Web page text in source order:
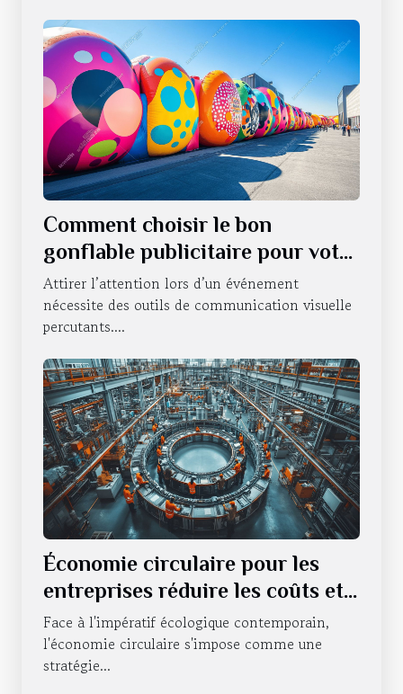
Comment choisir le bon
gonflable publicitaire pour votre
événement ?
Attirer l’attention lors d’un événement
nécessite des outils de communication visuelle
percutants....
Économie circulaire pour les
entreprises réduire les coûts et
l'impact environnemental
Face à l'impératif écologique contemporain,
l'économie circulaire s'impose comme une
stratégie...